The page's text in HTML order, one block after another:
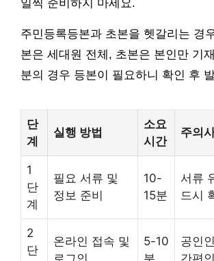
일찍 준비하지 마세요.
주민등록등본과 초본을 헷갈리는 경
본은 세대원 전체, 초본은 본인만 기
분의 경우 등본이 필요하니 확인 후
단
계
실행 방법
소요
시간
주의
1
단
계
필요 서류 및
정보 준비
10-
15분
서류
드시
2
단
온라인 접속 및
로그인
5-10
분
공인
간편